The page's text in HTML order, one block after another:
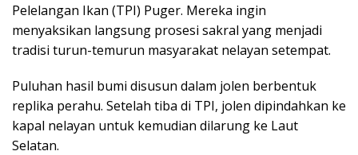
Pelelangan Ikan (TPI) Puger. Mereka ingin
menyaksikan langsung prosesi sakral yang menjadi
tradisi turun-temurun masyarakat nelayan setempat.
Puluhan hasil bumi disusun dalam jolen berbentuk
replika perahu. Setelah tiba di TPI, jolen dipindahkan ke
kapal nelayan untuk kemudian dilarung ke Laut
Selatan.